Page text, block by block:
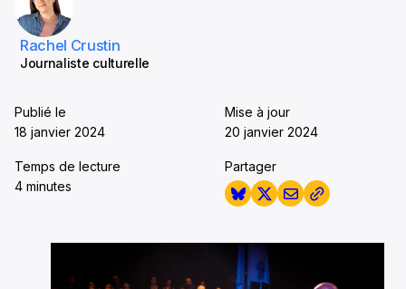
Rachel Crustin
Journaliste culturelle
Publié le
18 janvier 2024
Mise à jour
20 janvier 2024
Temps de lecture
4 minutes
Partager